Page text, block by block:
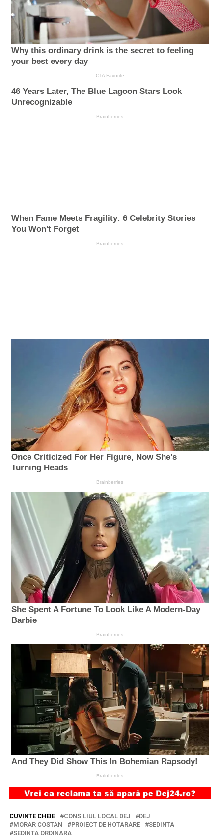
CUVINTE CHEIE CONSILIUL LOCAL DEJ
DEJ
MORAR COSTAN
PROIECT DE HOTARARE
SEDINTA
SEDINTA ORDINARA